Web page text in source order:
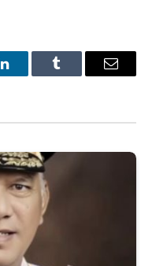
LinkedInTumblr Email